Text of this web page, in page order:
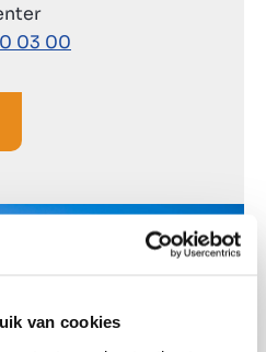
van cookies
03 00